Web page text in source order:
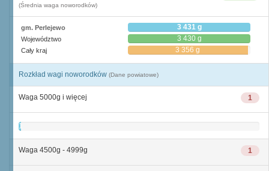
(Średnia waga noworodków)
gm. Perlejewo 3 431 g
Województwo 3 430 g
Cały kraj 3 356 g
Rozkład wagi noworodków (Dane powiatowe)
1
Waga 5000g i więcej
1
1
Waga 4500g - 4999g